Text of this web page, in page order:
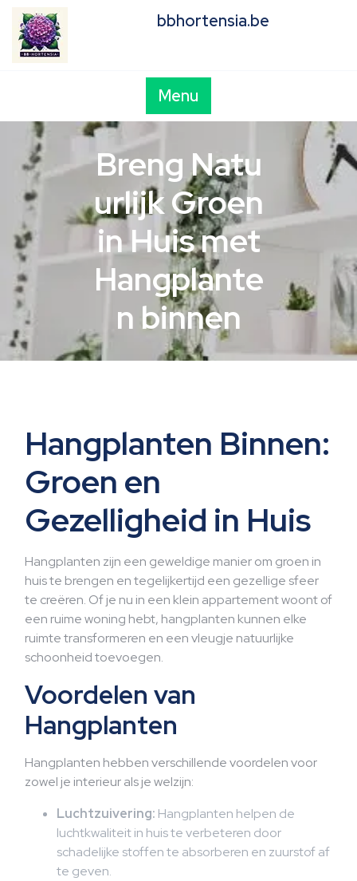
content
bbhortensia.be
Menu
Breng Natu
urlijk Groen
in Huis met
Hangplante
n binnen
Hangplanten Binnen:
Groen en
Gezelligheid in Huis
Hangplanten zijn een geweldige manier om groen in
huis te brengen en tegelijkertijd een gezellige sfeer
te creëren. Of je nu in een klein appartement woont of
een ruime woning hebt, hangplanten kunnen elke
ruimte transformeren en een vleugje natuurlijke
schoonheid toevoegen.
Voordelen van
Hangplanten
Hangplanten hebben verschillende voordelen voor
zowel je interieur als je welzijn:
Luchtzuivering: Hangplanten helpen de
luchtkwaliteit in huis te verbeteren door
schadelijke stoffen te absorberen en zuurstof af
te geven.